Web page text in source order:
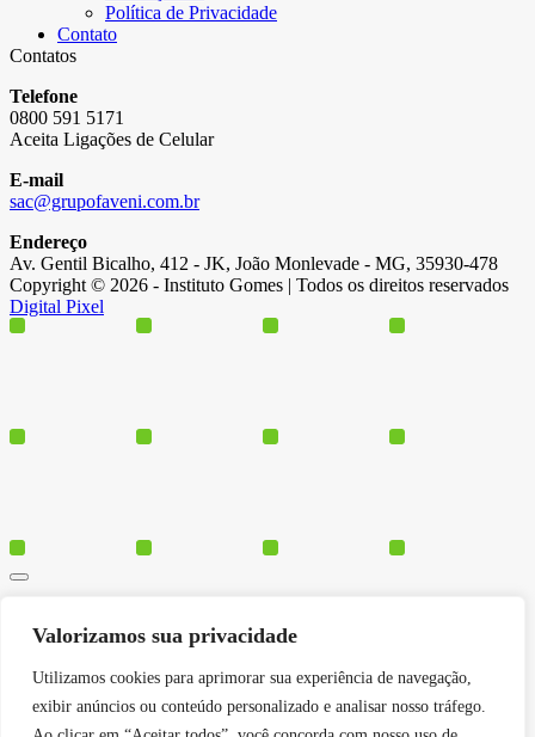
Valorizamos sua privacidade
Utilizamos cookies para aprimorar sua experiência de navegação,
exibir anúncios ou conteúdo personalizado e analisar nosso tráfego.
Política de Privacidade
Contato
Contatos
Telefone
0800 591 5171
Aceita Ligações de Celular
E-mail
sac@grupofaveni.com.br
Endereço
Av. Gentil Bicalho, 412 - JK, João Monlevade - MG, 35930-478
Copyright © 2026 - Instituto Gomes | Todos os direitos reservados
Digital Pixel
Polos
Institucional